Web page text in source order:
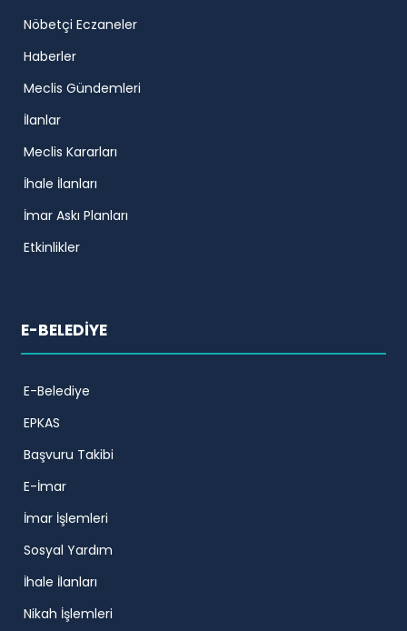
Nöbetçi Eczaneler
Haberler
Meclis Gündemleri
İlanlar
Meclis Kararları
İhale İlanları
İmar Askı Planları
Etkinlikler
E-BELEDİYE
E-Belediye
EPKAS
Başvuru Takibi
E-İmar
İmar İşlemleri
Sosyal Yardım
İhale İlanları
Nikah İşlemleri